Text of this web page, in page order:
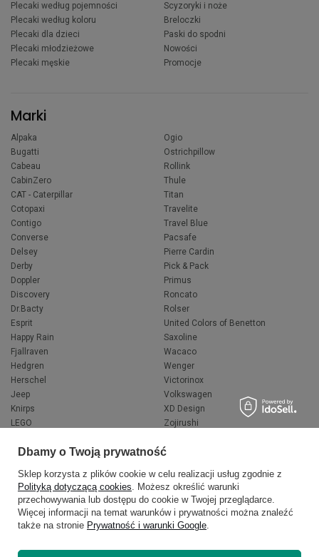
Plecaki według pojemności
Plecaki według koloru
Plecaki dla dzieci
Plecaki młodzieżowe
Plecaki męskie
Scyzoryki i noże
Breloczki
Paski do spodni
Nowości
Promocje
Marki
Alpaka
Bugatti
Cabeau
CabinZero
CAT - Caterpillar
Cotopaxi
Contigo
Converse
Delsey
Derby
Doppler
Discovery
Dr.Bacty
Esprit
Happy Rain
Fjallraven
Hedgren
Herschel
Jeep
Knirps
LEGO
National Geographic
Ogio
Ostrichpillow
Rollink
Thule
Titan
Travelite
Travel Blue
Pacsafe
Pierre Cardin
Pick & Pack
Primus
Roncato
Rolser
United Colors of Benetton
Saxoline
Wacaco
Wenger
Victorinox
Volkswagen
XD Design
Zojirushi
VANS
Dbamy o Twoją prywatność
Sklep korzysta z plików cookie w celu realizacji usług zgodnie z
Polityką dotyczącą cookies. Możesz określić warunki
przechowywania lub dostępu do cookie w Twojej przeglądarce.
Więcej informacji na temat warunków i prywatności można znaleźć
także na stronie Prywatność i warunki Google.